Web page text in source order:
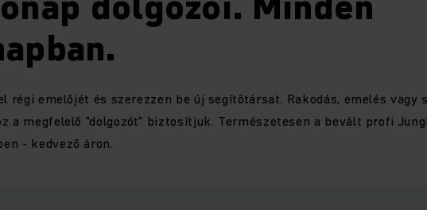
régi emelőjét és szerezzen be új segítőtársat. Rakodás, emelés vagy
a megfelelő "dolgozót" biztosítjuk. Természetesen a bevált profi
- kedvező áron.